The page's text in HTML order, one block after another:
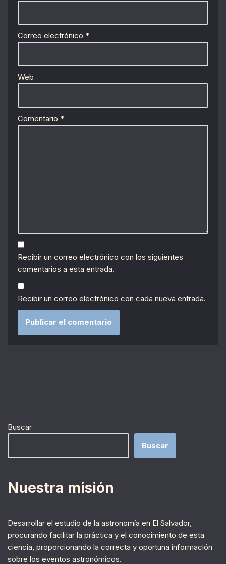
Correo electrónico *
Web
Comentario *
Recibir un correo electrónico con los siguientes
comentarios a esta entrada.
Recibir un correo electrónico con cada nueva entrada.
Buscar
Buscar
Nuestra misión
Desarrollar el estudio de la astronomía en El Salvador,
procurando facilitar la práctica y el conocimiento de esta
ciencia, proporcionando la correcta y oportuna información
sobre los eventos astronómicos.